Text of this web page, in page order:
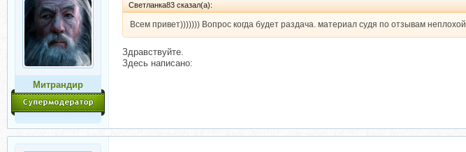
Митрандир
Светланка83 сказал(а):
Всем привет))))))) Вопрос когда будет раздача. материал судя по отзывам неплохой
Здравствуйте.
Здесь написано: